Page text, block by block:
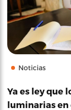
Noticias
Ya es ley que
luminarias en